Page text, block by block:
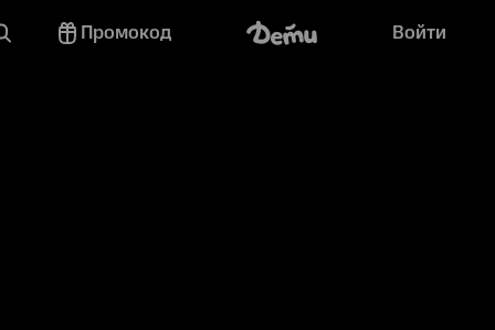
Промокод Войти